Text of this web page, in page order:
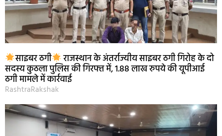
साइबर ठगी राजस्थान के अंतर्राज्यीय साइबर ठगी गिरोह के दो
सदस्य कुठला पुलिस की गिरफ्त में, 1.88 लाख रुपये की यूपीआई
ठगी मामले में कार्रवाई
RashtraRakshak